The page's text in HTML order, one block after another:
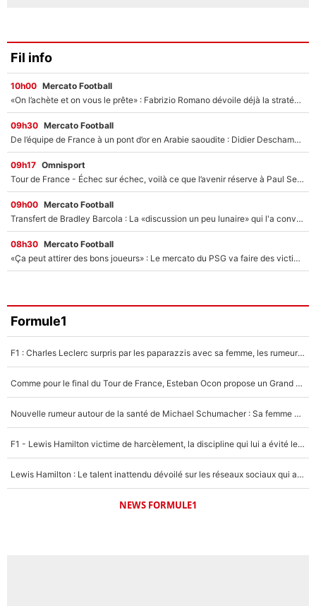
Fil info
10h00 Mercato Football
«On l’achète et on vous le prête» : Fabrizio Romano dévoile déjà la stratégie du PSG avec le transfert de Zion Suzuki !
09h30 Mercato Football
De l’équipe de France à un pont d’or en Arabie saoudite : Didier Deschamps a donné sa réponse !
09h17 Omnisport
Tour de France - Échec sur échec, voilà ce que l’avenir réserve à Paul Seixas : «Tant qu’il y aura un Pogacar comme celui-là...»
09h00 Mercato Football
Transfert de Bradley Barcola : La «discussion un peu lunaire» qui l'a convaincu de quitter le PSG, son entourage est pointé du doigt
08h30 Mercato Football
«Ça peut attirer des bons joueurs» : Le mercato du PSG va faire des victimes dans l'effectif de Luis Enrique ?
Formule1
F1 : Charles Leclerc surpris par les paparazzis avec sa femme, les rumeurs étaient vraies !
Comme pour le final du Tour de France, Esteban Ocon propose un Grand Prix de Formule 1 à Paris : «Autour de l’Arc de Triomphe, ce serait génial» !
Nouvelle rumeur autour de la santé de Michael Schumacher : Sa femme Corinna sort du silence
F1 - Lewis Hamilton victime de harcèlement, la discipline qui lui a évité le pire : «J'aurais probablement mal tourné»
Lewis Hamilton : Le talent inattendu dévoilé sur les réseaux sociaux qui a impressionné Kim Kardashian pendant leurs vacances en amoureux !
NEWS FORMULE1